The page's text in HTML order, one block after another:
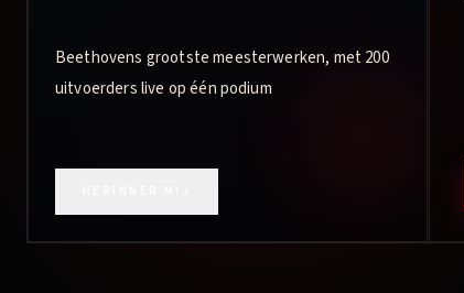
Beethovens grootste meesterwerken, met 200
uitvoerders live op één podium